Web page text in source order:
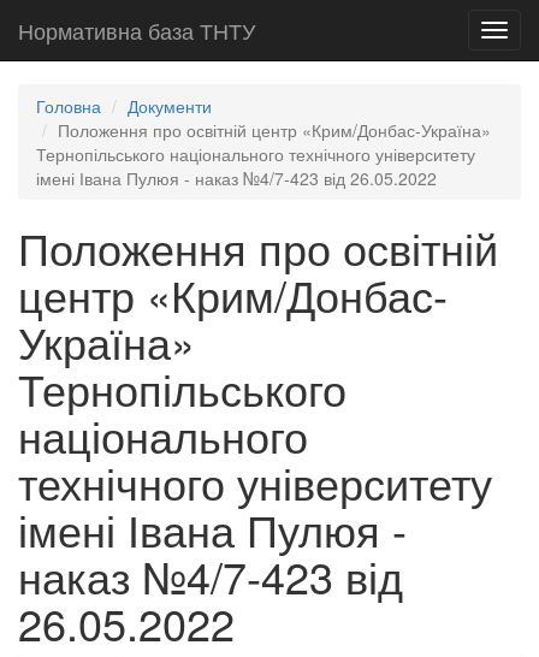
Нормативна база ТНТУ
Головна
Документи
Положення про освітній центр «Крим/Донбас-Україна»
Тернопільського національного технічного університету
імені Івана Пулюя - наказ №4/7-423 від 26.05.2022
Положення про освітній
центр «Крим/Донбас-
Україна»
Тернопільського
національного
технічного університету
імені Івана Пулюя -
наказ №4/7-423 від
26.05.2022